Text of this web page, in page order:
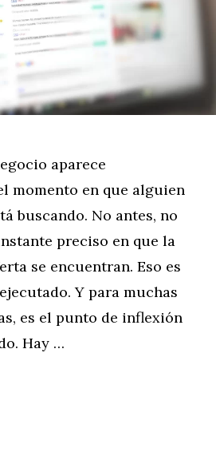
aparece
momento en que alguien
buscando. No antes, no
preciso en que la
se encuentran. Eso es
Y para muchas
es el punto de inflexión
Hay …